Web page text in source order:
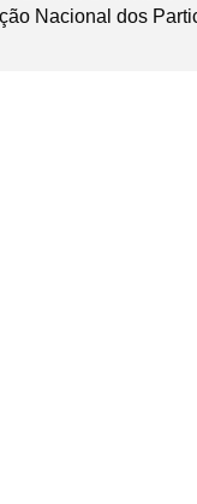
Nacional dos